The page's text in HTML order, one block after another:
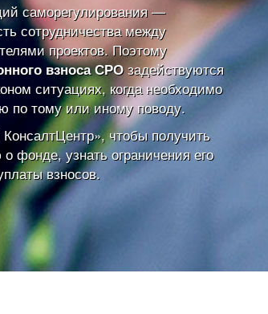
саморегулирования —
сотрудничества между
проектов. Поэтому
взноса СРОзадействуются
ситуациях, когда необходимо
по тому или иному поводу.
чтобы получить
фонде, узнать ограничения его
взносов.